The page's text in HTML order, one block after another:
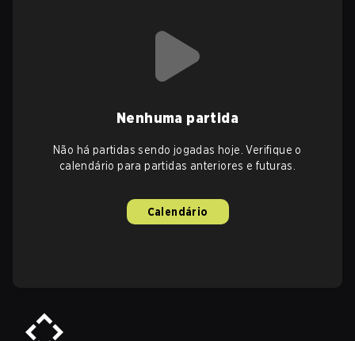
Nenhuma partida
Não há partidas sendo jogadas hoje. Verifique o
calendário para partidas anteriores e futuras.
Calendário